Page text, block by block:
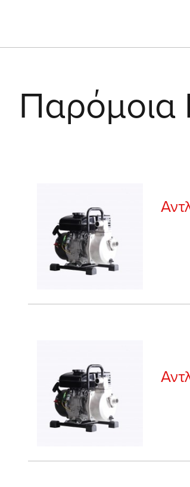
Παρόμοια